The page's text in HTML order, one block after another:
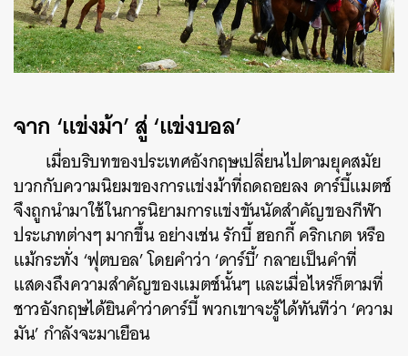
จาก ‘แข่งม้า’ สู่ ‘แข่งบอล’
เมื่อบริบทของประเทศอังกฤษเปลี่ยนไปตามยุคสมัย
บวกกับความนิยมของการแข่งม้าที่ถดถอยลง ดาร์บี้แมตช์
จึงถูกนำมาใช้ในการนิยามการแข่งขันนัดสำคัญของกีฬา
ประเภทต่างๆ มากขึ้น อย่างเช่น รักบี้ ฮอกกี้ คริกเกต หรือ
แม้กระทั่ง ‘ฟุตบอล’ โดยคำว่า ‘ดาร์บี้’ กลายเป็นคำที่
แสดงถึงความสำคัญของแมตช์นั้นๆ และเมื่อไหร่ก็ตามที่
ชาวอังกฤษได้ยินคำว่าดาร์บี้ พวกเขาจะรู้ได้ทันทีว่า ‘ความ
มัน’ กำลังจะมาเยือน